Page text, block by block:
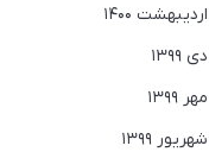
ارديبهشت 1400
دی 1399
مهر 1399
شهریور 1399